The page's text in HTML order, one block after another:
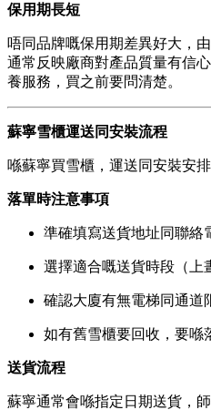
保用期長短
唔同品牌嘅保用期差異好大，
通常反映廠商對產品質量有信
養服務，買之前要問清楚。
蘇寧雪櫃運送同安裝流程
喺蘇寧買雪櫃，運送同安裝安排
落單時注意事項
準確填寫送貨地址同聯絡
選擇適合嘅送貨時段（上
確認大廈有無電梯同通道
如有舊雪櫃要回收，要喺
送貨流程
蘇寧通常會喺指定日期送貨，